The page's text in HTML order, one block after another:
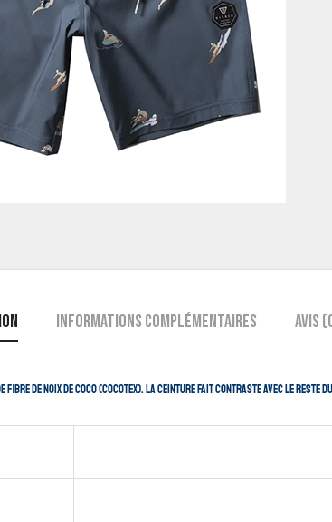
Informations complémentaires Avis
de noix de coco (cocotex). La ceinture fait contraste avec le reste